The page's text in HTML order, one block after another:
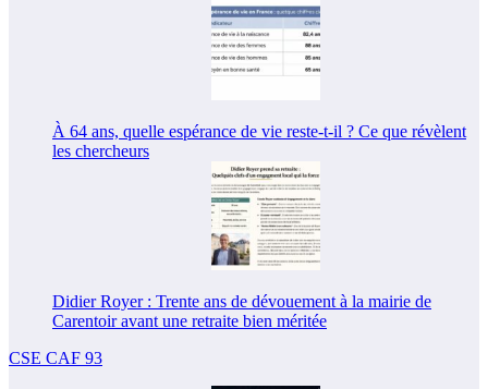
À 64 ans, quelle espérance de vie reste-t-il ? Ce que révèlent
les chercheurs
Didier Royer : Trente ans de dévouement à la mairie de
Carentoir avant une retraite bien méritée
CSE CAF 93